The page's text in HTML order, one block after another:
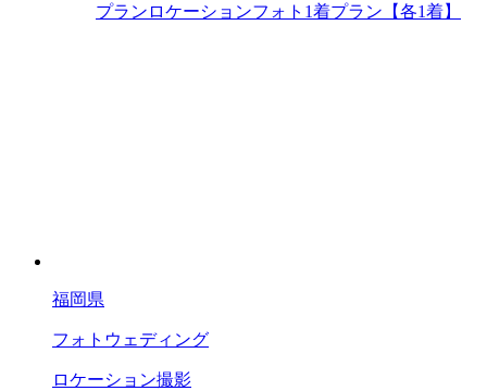
プラン ロケーションフォト1着プラン【各1着】
福岡県
フォトウェディング
ロケーション撮影